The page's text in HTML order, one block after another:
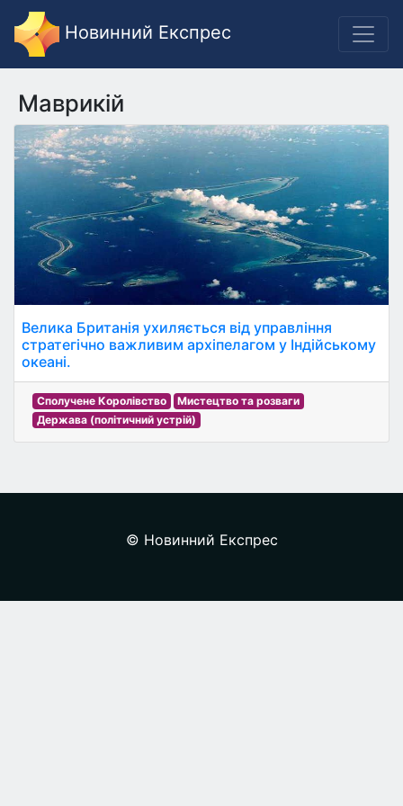
Новинний Експрес
Маврикій
Велика Британія ухиляється від управління
стратегічно важливим архіпелагом у Індійському
океані.
Сполучене Королівство
Мистецтво та розваги
Держава (політичний устрій)
© Новинний Експрес